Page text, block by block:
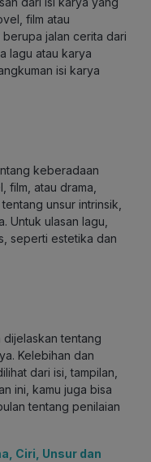
film atau
jalan cerita dari
lagu atau karya
isi karya
keberadaan
film, atau drama,
unsur intrinsik,
Untuk ulasan lagu,
seperti estetika dan
tentang
Kelebihan dan
dari isi, tampilan,
ini, kamu juga bisa
tentang penilaian
Ciri, Unsur dan